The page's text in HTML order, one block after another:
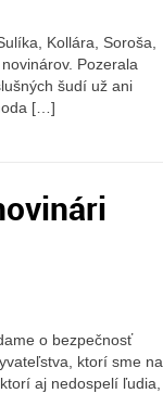
Kollára, Soroša,
Pozerala
šudí už ani
[…]
o bezpečnosť
ktorí sme na
aj nedospelí ľudia,